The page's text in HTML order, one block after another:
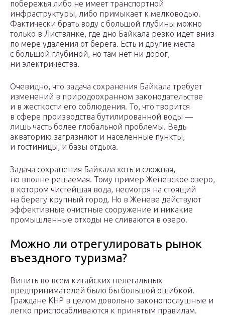
побережья либо не имеет транспортной
инфраструктуры, либо примыкает к мелководью.
Фактически брать воду с большой глубины можно
только в Листвянке, где дно Байкала резко идет вниз
по мере удаления от берега. Есть и другие места
с большой глубиной, но там нет ни дорог,
ни электричества.
Очевидно, что задача сохранения Байкала требует
изменений в природоохранном законодательстве
и в жесткости его соблюдения. То, что творится
в сфере производства бутилированной воды —
лишь часть более глобальной проблемы. Ведь
акваторию загрязняют и населенные пункты,
и гостиницы, и базы отдыха.
Задача сохранения Байкала хоть и сложная,
но вполне решаемая. Тому пример Женевское озеро,
в котором чистейшая вода, несмотря на стоящий
на берегу крупный город. Но в Женеве действуют
эффективные очистные сооружение и никакие
промышленные отходы не сливаются в озеро.
Можно ли отрегулировать рынок
въездного туризма?
Винить во всем китайских нелегальных
предпринимателей было бы большой ошибкой.
Граждане КНР в целом довольно законопослушные и
легко приспосабливаются к принятым правилам.